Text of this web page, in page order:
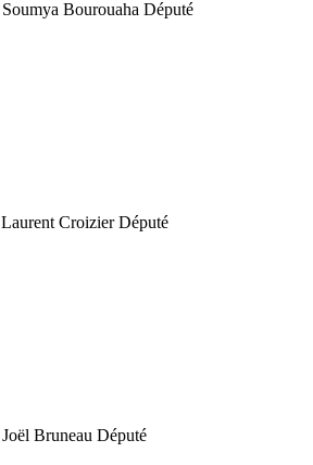
Soumya Bourouaha Député
Laurent Croizier Député
Joël Bruneau Député